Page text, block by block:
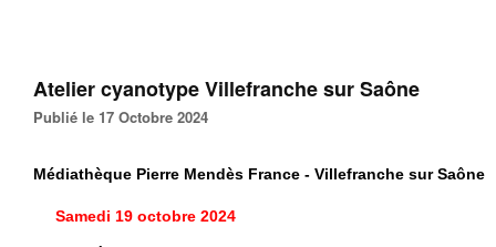
Atelier cyanotype Villefranche sur Saône
Publié le 17 Octobre 2024
Médiathèque Pierre Mendès France - Villefranche sur Saône
Samedi 19 octobre 2024